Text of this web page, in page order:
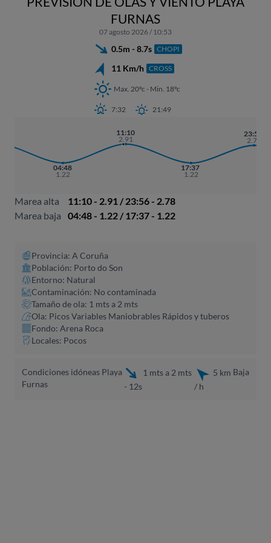
FURNAS
07 agosto 2026 / 10:53
0.5m - 8.7s CHOPI
11 Km/h CROSS
Max. 20ºc - Min. 18ºc
7:32 21:49
04:48
1.22
11:10
2.91
17:37
1.22
23:56
2.78
Marea alta
11:10 - 2.91 / 23:56 - 2.78
Marea baja
04:48 - 1.22 / 17:37 - 1.22
Provincia: A Coruña​
Población: Porto do Son
Entorno: Natural
Contaminación: No contaminada
Tamaño de ola: 1 mts a 2 mts
Ola: Picos Variables Maniobrables Rápidos y tuberos
Fondo: Arena Roca
Locales: Pocos
Condiciones idóneas Playa
Furnas
1 mts a 2 mts
- 12s
5 km
/ h
Baja